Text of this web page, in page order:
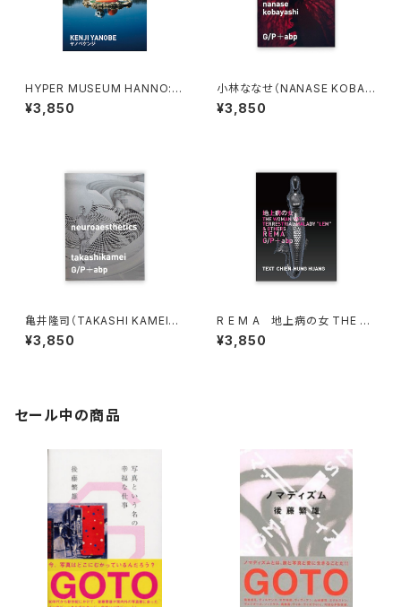
HYPER MUSEUM HANNO: H
YPER!! magazine 2025 ヤノ
ベケンジ
¥3,850
小林ななせ（NANASE KOBAY
ASHI）Locus meus
¥3,850
亀井隆司（TAKASHI KAMEI）n
euroaesthetics
¥3,850
R E M A 地上病の女 THE W
OMAN WITH TERRESTRIAL
MALADY "LEM" & OTHERS
¥3,850
セール中の商品